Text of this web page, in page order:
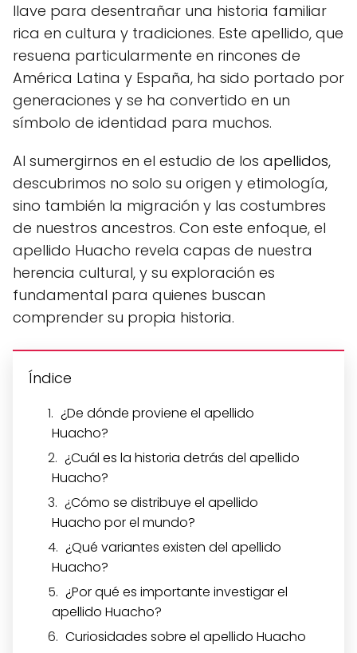
llave para desentrañar una historia familiar
rica en cultura y tradiciones. Este apellido, que
resuena particularmente en rincones de
América Latina y España, ha sido portado por
generaciones y se ha convertido en un
símbolo de identidad para muchos.
Al sumergirnos en el estudio de los apellidos,
descubrimos no solo su origen y etimología,
sino también la migración y las costumbres
de nuestros ancestros. Con este enfoque, el
apellido Huacho revela capas de nuestra
herencia cultural, y su exploración es
fundamental para quienes buscan
comprender su propia historia.
Índice
¿De dónde proviene el apellido
Huacho?
¿Cuál es la historia detrás del apellido
Huacho?
¿Cómo se distribuye el apellido
Huacho por el mundo?
¿Qué variantes existen del apellido
Huacho?
¿Por qué es importante investigar el
apellido Huacho?
Curiosidades sobre el apellido Huacho